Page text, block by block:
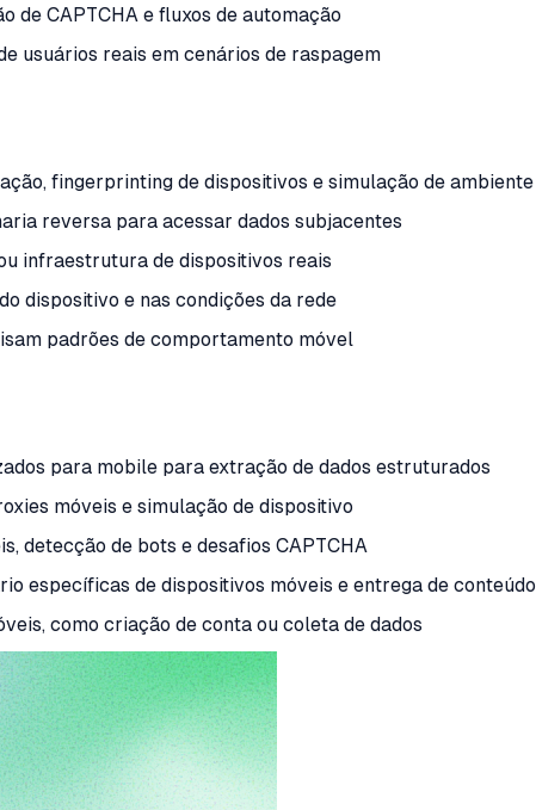
de CAPTCHA e fluxos de automação
usuários reais em cenários de raspagem
fingerprinting de dispositivos e simulação de ambiente
reversa para acessar dados subjacentes
infraestrutura de dispositivos reais
dispositivo e nas condições da rede
padrões de comportamento móvel
para mobile para extração de dados estruturados
móveis e simulação de dispositivo
detecção de bots e desafios CAPTCHA
específicas de dispositivos móveis e entrega de conteúdo
como criação de conta ou coleta de dados